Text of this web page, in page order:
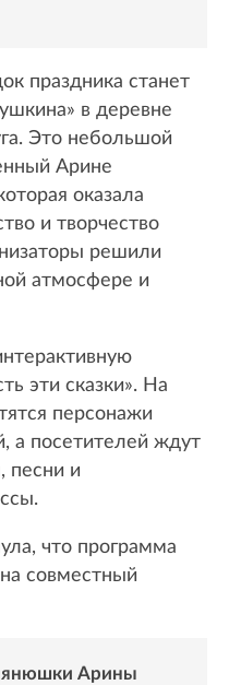
праздника станет
в деревне
Это небольшой
Арине
оказала
и творчество
решили
атмосфере и
эти сказки». На
персонажи
а посетителей ждут
песни и
что программа
совместный
Арины